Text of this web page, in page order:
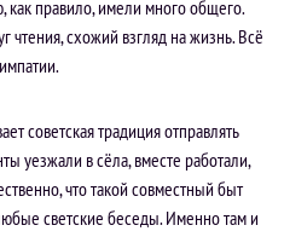
правило, имели много общего.
схожий взгляд на жизнь. Всё
советская традиция отправлять
уезжали в сёла, вместе работали,
что такой совместный быт
светские беседы. Именно там и